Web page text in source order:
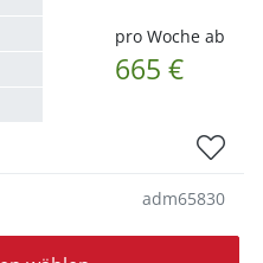
pro Woche ab
665 €
adm65830